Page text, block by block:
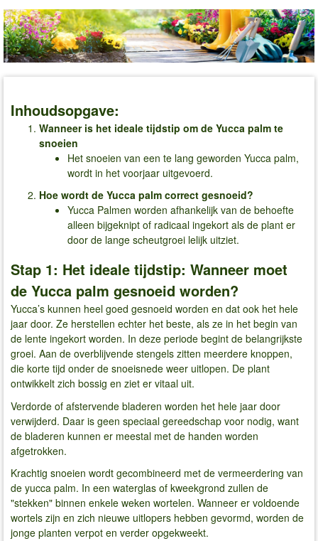
Inhoudsopgave:
Wanneer is het ideale tijdstip om de Yucca palm te
snoeien
Het snoeien van een te lang geworden Yucca palm,
wordt in het voorjaar uitgevoerd.
Hoe wordt de Yucca palm correct gesnoeid?
Yucca Palmen worden afhankelijk van de behoefte
alleen bijgeknipt of radicaal ingekort als de plant er
door de lange scheutgroei lelijk uitziet.
Stap 1: Het ideale tijdstip: Wanneer moet
de Yucca palm gesnoeid worden?
Yucca’s kunnen heel goed gesnoeid worden en dat ook het hele
jaar door. Ze herstellen echter het beste, als ze in het begin van
de lente ingekort worden. In deze periode begint de belangrijkste
groei. Aan de overblijvende stengels zitten meerdere knoppen,
die korte tijd onder de snoeisnede weer uitlopen. De plant
ontwikkelt zich bossig en ziet er vitaal uit.
Verdorde of afstervende bladeren worden het hele jaar door
verwijderd. Daar is geen speciaal gereedschap voor nodig, want
de bladeren kunnen er meestal met de handen worden
afgetrokken.
Krachtig snoeien wordt gecombineerd met de vermeerdering van
de yucca palm. In een waterglas of kweekgrond zullen de
"stekken" binnen enkele weken wortelen. Wanneer er voldoende
wortels zijn en zich nieuwe uitlopers hebben gevormd, worden de
jonge planten verpot en verder opgekweekt.